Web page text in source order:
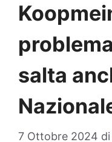
salta
7 Ottobre 2024 di